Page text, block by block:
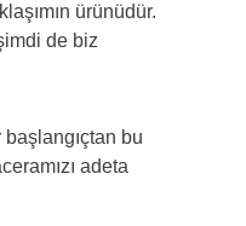
ürünüdür.
de biz
bu
adeta